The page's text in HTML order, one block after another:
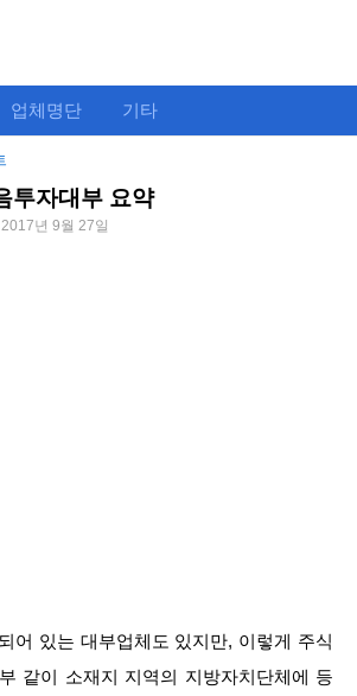
업체명단 기타
투자대부 요약
2017년 9월 27일
어 있는 대부업체도 있지만, 이렇게 주식
같이 소재지 지역의 지방자치단체에 등